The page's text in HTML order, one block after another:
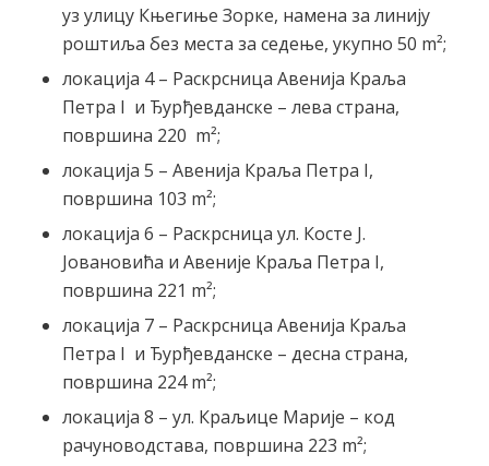
уз улицу Књегиње Зорке, намена за линију
роштиља без места за седење, укупно 50 m²;
локација 4 – Раскрсница Авенија Краља
Петра I и Ђурђевданске – лева страна,
површина 220 m²;
локација 5 – Авенија Краља Петра I,
површина 103 m²;
локација 6 – Раскрсница ул. Косте Ј.
Јовановића и Авеније Краља Петра I,
површина 221 m²;
локација 7 – Раскрсница Авенија Краља
Петра I и Ђурђевданске – десна страна,
површина 224 m²;
локација 8 – ул. Краљице Марије – код
рачуноводстава, површина 223 m²;